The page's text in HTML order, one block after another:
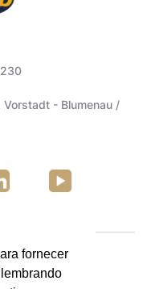
Vorstadt - Blumenau /
fornecer